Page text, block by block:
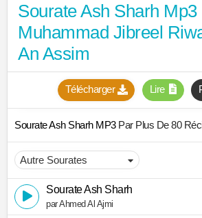
Sourate Ash Sharh
Muhammad Jibreel
An Assim
Télécharger Lire
Sourate Ash Sharh MP3 Par Plus De 80
Sourate Ash Sharh
par Ahmed Al Ajmi